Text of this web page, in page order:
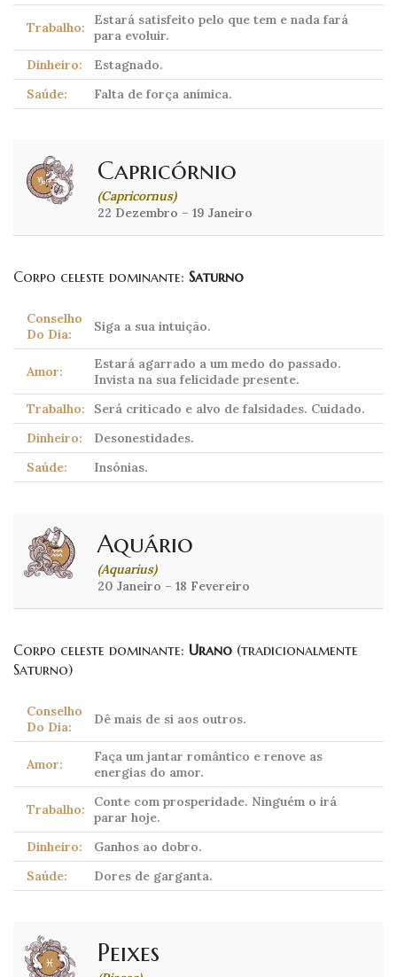
Trabalho:
Estará satisfeito pelo que tem e nada fará
para evoluir.
Dinheiro:
Estagnado.
Saúde:
Falta de força anímica.
Capricórnio
(Capricornus)
22 Dezembro – 19 Janeiro
Corpo celeste dominante: Saturno
Conselho
Do Dia:
Siga a sua intuição.
Amor:
Estará agarrado a um medo do passado.
Invista na sua felicidade presente.
Trabalho:
Será criticado e alvo de falsidades. Cuidado.
Dinheiro:
Desonestidades.
Saúde:
Insónias.
Aquário
(Aquarius)
20 Janeiro – 18 Fevereiro
Corpo celeste dominante: Urano (tradicionalmente
Saturno)
Conselho
Do Dia:
Dê mais de si aos outros.
Amor:
Faça um jantar romântico e renove as
energias do amor.
Trabalho:
Conte com prosperidade. Ninguém o irá
parar hoje.
Dinheiro:
Ganhos ao dobro.
Saúde:
Dores de garganta.
Peixes